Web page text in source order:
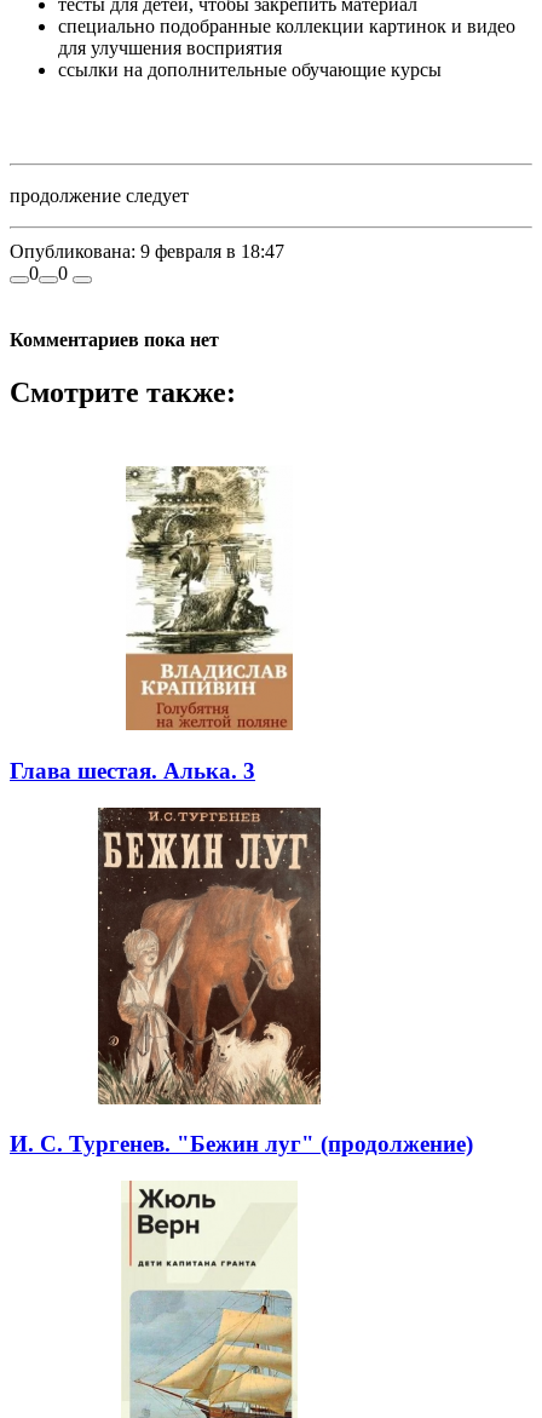
специально подобранные коллекции картинок и видео
для улучшения восприятия
ссылки на дополнительные обучающие курсы
продолжение следует
Опубликована: 9 февраля в 18:47
0
0
Комментариев пока нет
Смотрите также:
Глава шестая. Алька. 3
И. С. Тургенев. "Бежин луг" (продолжение)